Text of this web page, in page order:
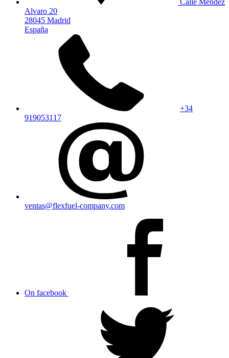
Calle Mendez
Alvaro 20
28045 Madrid
España
+34
919053117
ventas@flexfuel-company.com
On facebook